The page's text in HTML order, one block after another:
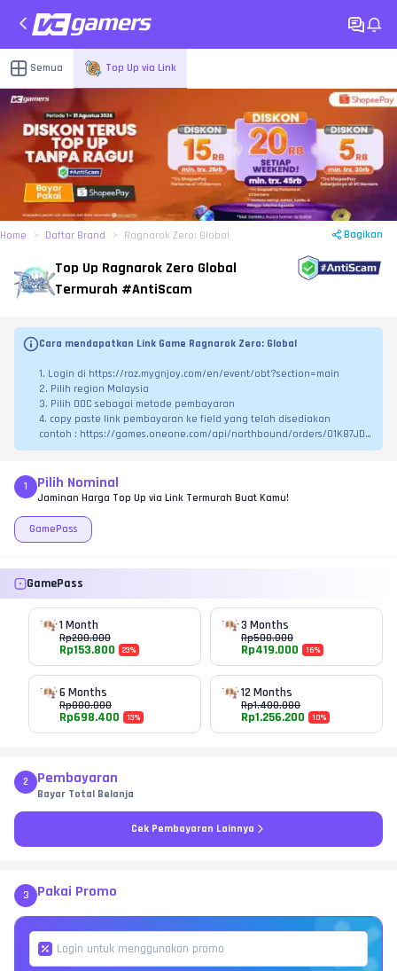
Semua Top Up via Link
Home Daftar Brand Ragnarok Zero: Global Bagikan
Top Up Ragnarok Zero Global
Termurah #AntiScam
Cara mendapatkan Link Game Ragnarok Zero: Global
1. Login di https://roz.mygnjoy.com/en/event/obt?section=main
2. Pilih region Malaysia
3. Pilih OOC sebagai metode pembayaran
4. copy paste link pembayaran ke field yang telah disediakan
contoh : https://games.oneone.com/api/northbound/orders/01K87JDV
HMWBWY6Y7FZ4GNZ9Y0/login
1 Pilih Nominal
Jaminan Harga Top Up via Link Termurah Buat Kamu!
GamePass
GamePass
1 Month
Rp200.000
Rp153.800 23%
3 Months
Rp500.000
Rp419.000 16%
6 Months
Rp800.000
Rp698.400 13%
12 Months
Rp1.400.000
Rp1.256.200 10%
2 Pembayaran
Bayar Total Belanja
Cek Pembayaran Lainnya
3 Pakai Promo